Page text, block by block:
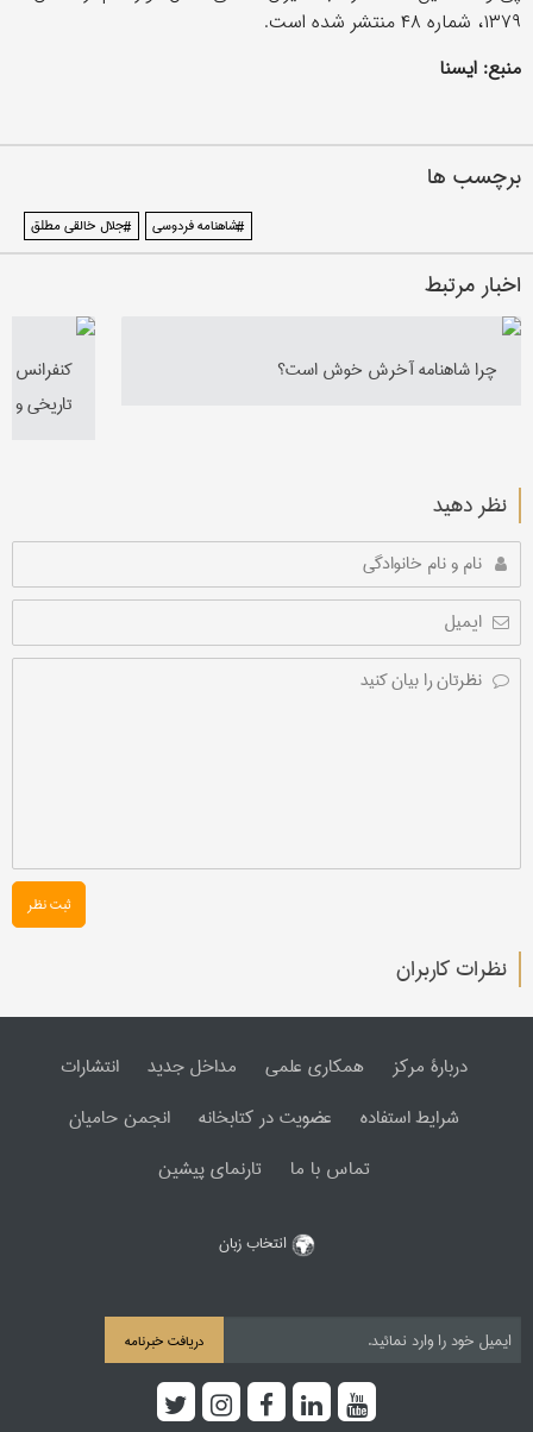
۱۳۷۹، شماره ۴۸ منتشر شده است.
منبع: ایسنا
برچسب ها
#شاهنامه فردوسی #جلال خالقی مطلق
اخبار مرتبط
چرا شاهنامه آخرش خوش است؟
کنفرانس
تاریخی و
نظر دهید
ثبت نظر
نظرات کاربران
دربارۀ مرکز همکاری علمی مداخل جدید
انتشارات
شرایط استفاده
عضویت در کتابخانه
انجمن حامیان
تماس با ما
تارنمای پیشین
انتخاب زبان
دریافت خبرنامه